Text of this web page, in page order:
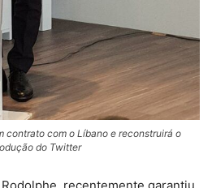
contrato com o Líbano e reconstruirá o
do Twitter